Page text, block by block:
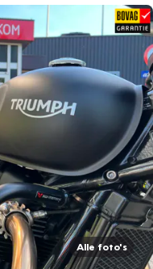
Alle foto's